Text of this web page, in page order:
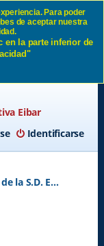
Eibar
Eibar
Identificarse
Foro de la S.D. Eibar
Para poder
de aceptar nuestra
en la parte inferior de